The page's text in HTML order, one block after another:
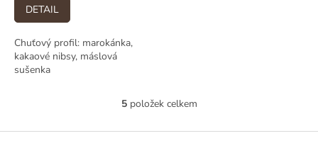
DETAIL
Chuťový profil: marokánka,
kakaové nibsy, máslová
sušenka
O
l
5položek celkem
Z